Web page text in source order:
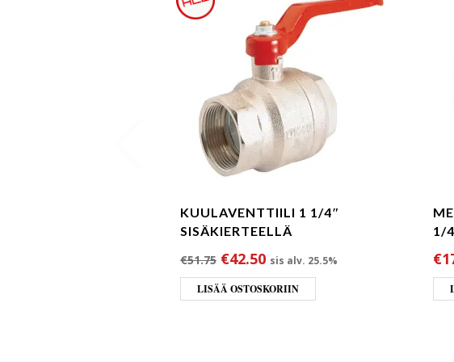
KUULAVENTTIILI 1 1/4″
SISÄKIERTEELLÄ
€51.75 Alkuperäinen hinta oli: €51.75.
€42.50Nykyinen hinta on: €42.50.
sis alv. 25.5%
LISÄÄ OSTOSKORIIN
1/
€